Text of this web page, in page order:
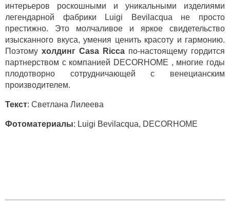
интерьеров роскошными и уникальными изделиями
легендарной фабрики Luigi Bevilacqua не просто
престижно. Это молчаливое и яркое свидетельство
изысканного вкуса, умения ценить красоту и гармонию.
Поэтому холдинг Casa Ricca по-настоящему гордится
партнерством с компанией DECORHOME , многие годы
плодотворно сотрудничающей с венецианским
производителем.
Текст: Светлана Лилеева
Фотоматериалы: Luigi Bevilacqua, DECORHOME